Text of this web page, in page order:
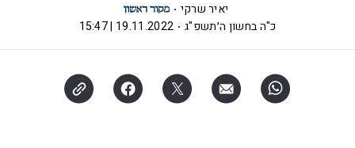
יאיר שרקי
כ"ה בחשון ה׳תשפ"ג
19.11.2022 | 15:47